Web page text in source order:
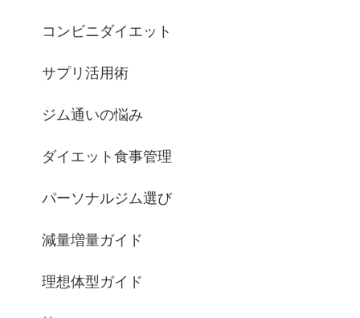
コンビニダイエット
サプリ活用術
ジム通いの悩み
ダイエット食事管理
パーソナルジム選び
減量増量ガイド
理想体型ガイド